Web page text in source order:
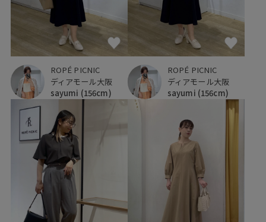
ROPÉ PICNIC
ディアモール大阪
sayumi (156cm)
ROPÉ PICNIC
ディアモール大阪
sayumi (156cm)